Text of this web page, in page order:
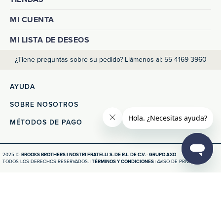
MI CUENTA
MI LISTA DE DESEOS
¿Tiene preguntas sobre su pedido? Llámenos al: 55 4169 3960
AYUDA
SOBRE NOSOTROS
MÉTODOS DE PAGO
2025 © BROOKS BROTHERS I NOSTRI FRATELLI S. DE R.L. DE C.V. - GRUPO AXO
TODOS LOS DERECHOS RESERVADOS. | TÉRMINOS Y CONDICIONES | AVISO DE PRIVACIDAD